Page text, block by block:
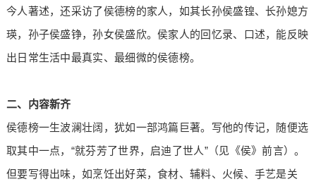
今人著述，还采访了侯德榜的家人，如其长孙侯盛锽、长孙媳方
瑛，孙子侯盛铮，孙女侯盛欣。侯家人的回忆录、口述，能反映
出日常生活中最真实、最细微的侯德榜。
二、内容新齐
侯德榜一生波澜壮阔，犹如一部鸿篇巨著。写他的传记，随便选
取其中一点，“就芬芳了世界，启迪了世人”（见《侯》前言）。
但要写得出味，如烹饪出好菜，食材、辅料、火候、手艺是关